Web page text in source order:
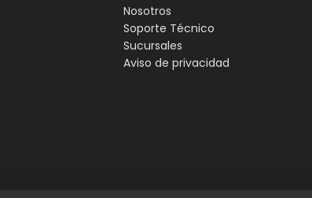
Nosotros
Soporte Técnico
Sucursales
Aviso de privacidad